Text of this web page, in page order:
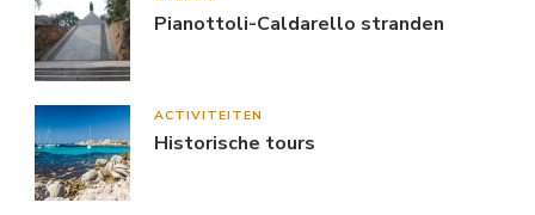
Pianottoli-Caldarello stranden
ACTIVITEITEN
Historische tours